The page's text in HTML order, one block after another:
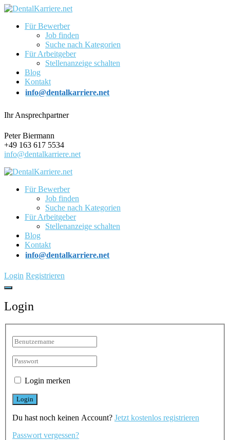
Für Bewerber
Job finden
Suche nach Kategorien
Für Arbeitgeber
Stellenanzeige schalten
Blog
Kontakt
info@dentalkarriere.net
Ihr Ansprechpartner
Peter Biermann
+49 163 617 5534
info@dentalkarriere.net
Für Bewerber
Job finden
Suche nach Kategorien
Für Arbeitgeber
Stellenanzeige schalten
Blog
Kontakt
info@dentalkarriere.net
Login Registrieren
Login
Login merken
Du hast noch keinen Account? Jetzt kostenlos registrieren
Passwort vergessen?